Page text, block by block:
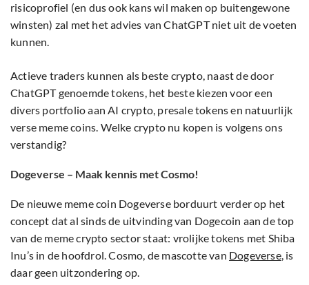
risicoprofiel (en dus ook kans wil maken op buitengewone
winsten) zal met het advies van ChatGPT niet uit de voeten
kunnen.
Actieve traders kunnen als beste crypto, naast de door
ChatGPT genoemde tokens, het beste kiezen voor een
divers portfolio aan AI crypto, presale tokens en natuurlijk
verse meme coins. Welke crypto nu kopen is volgens ons
verstandig?
Dogeverse – Maak kennis met Cosmo!
De nieuwe meme coin Dogeverse borduurt verder op het
concept dat al sinds de uitvinding van Dogecoin aan de top
van de meme crypto sector staat: vrolijke tokens met Shiba
Inu’s in de hoofdrol. Cosmo, de mascotte van Dogeverse, is
daar geen uitzondering op.